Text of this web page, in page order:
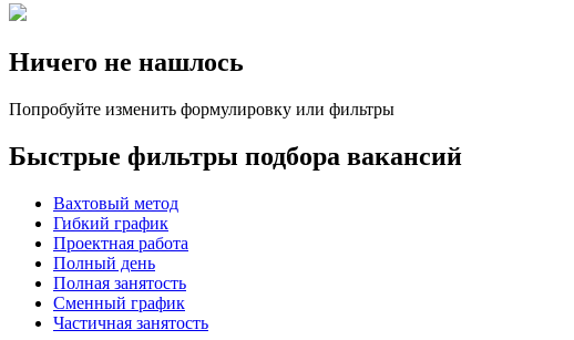
Ничего не нашлось
Попробуйте изменить формулировку или фильтры
Быстрые фильтры подбора вакансий
Вахтовый метод
Гибкий график
Проектная работа
Полный день
Полная занятость
Сменный график
Частичная занятость